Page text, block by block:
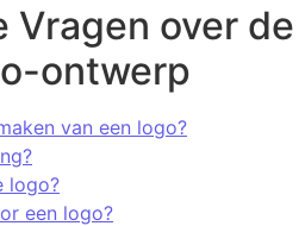
Vragen over de
ontwerp
van een logo?
logo?
een logo?